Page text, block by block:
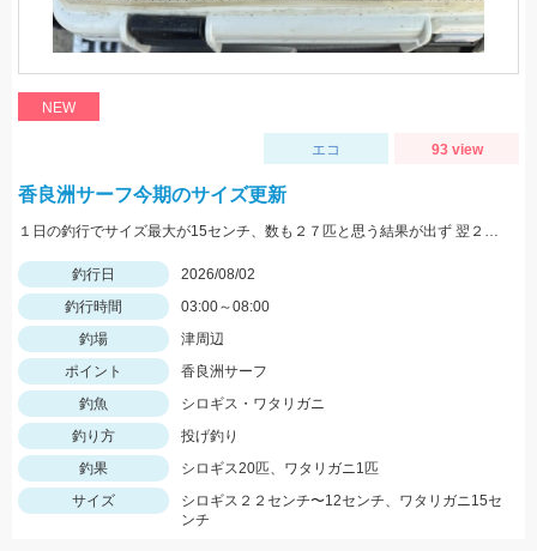
NEW
エコ 93 view
香良洲サーフ今期のサイズ更新
１日の釣行でサイズ最大が15センチ、数も２７匹と思う結果が出ず 翌２日に同じ時間、同じ場所でリベンジ。 いつもはエサは石ゴカイだけど今日はゴールドイソメを使ってみました。 夜暗い時間は石ゴカイよりも当たりも多く釣れる数も多かったですね。 7時の潮止まり頃に大きな当たりで蟹かな？と思いきや何と２２センチと、21センチのダブルでした。 今期のサイズ更新をしました。 その後、ワタリガニも釣れてリベンジ成功でした。 皆さん、記念写真は釣ったその場で撮影しましょうね。 家に帰ってからでは1センチほど縮んでしまいますからね。笑
釣行日
2026/08/02
釣行時間
03:00～08:00
釣場
津周辺
ポイント
香良洲サーフ
釣魚
シロギス・ワタリガニ
釣り方
投げ釣り
釣果
シロギス20匹、ワタリガニ1匹
サイズ
シロギス２２センチ〜12センチ、ワタリガニ15セ
ンチ